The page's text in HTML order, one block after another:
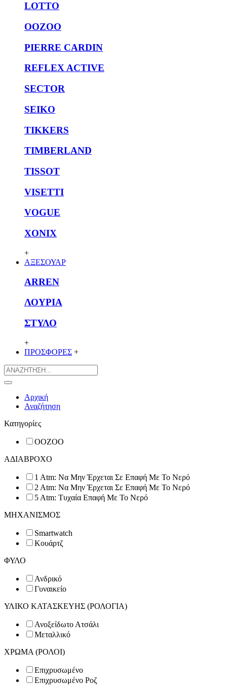
LOTTO
OOZOO
PIERRE CARDIN
REFLEX ACTIVE
SECTOR
SEIKO
TIKKERS
TIMBERLAND
TISSOT
VISETTI
VOGUE
XONIX
+
ΑΞΕΣΟΥΑΡ
ARREN
ΛΟΥΡΙΑ
ΣΤΥΛΟ
+
ΠΡΟΣΦΟΡΕΣ +
Αρχική
Αναζήτηση
Κατηγορίες
OOZOO
ΑΔΙΑΒΡΟΧΟ
1 Atm: Να Μην Έρχεται Σε Επαφή Με Το Νερό
2 Atm: Να Μην Έρχεται Σε Επαφή Με Το Νερό
5 Atm: Τυχαία Επαφή Με Το Νερό
ΜΗΧΑΝΙΣΜΟΣ
Smartwatch
Κουάρτζ
ΦΥΛΟ
Ανδρικό
Γυναικείο
ΥΛΙΚΟ ΚΑΤΑΣΚΕΥΗΣ (ΡΟΛΟΓΙΑ)
Ανοξείδωτο Ατσάλι
Μεταλλικό
ΧΡΩΜΑ (ΡΟΛΟΙ)
Επιχρυσωμένο
Επιχρυσωμένο Ροζ